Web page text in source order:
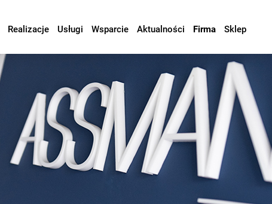
Realizacje Usługi Wsparcie Aktualności Firma Sklep